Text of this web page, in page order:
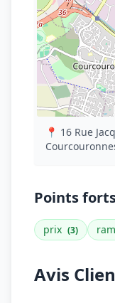
📍 16 Rue
Points
prix (3)
Avis